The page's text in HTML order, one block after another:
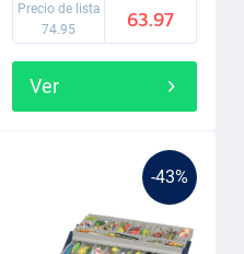
Precio de lista
74.95
63.97
Ver
-43%